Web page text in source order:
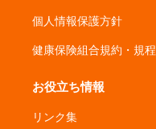
個人情報保護方針
健康保険組合規約・規程
お役立ち情報
リンク集